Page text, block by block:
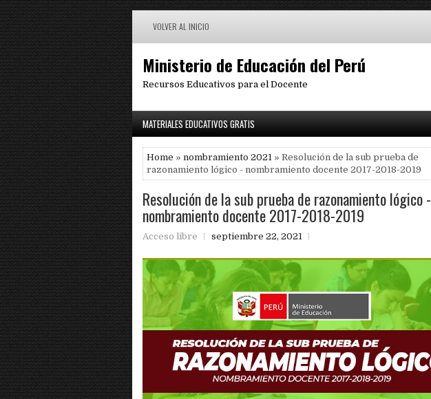
VOLVER AL INICIO
Ministerio de Educación del Perú
Recursos Educativos para el Docente
MATERIALES EDUCATIVOS GRATIS
Home » nombramiento 2021 » Resolución de la sub prueba de
razonamiento lógico - nombramiento docente 2017-2018-2019
Resolución de la sub prueba de razonamiento lógico -
nombramiento docente 2017-2018-2019
Acceso libre septiembre 22, 2021